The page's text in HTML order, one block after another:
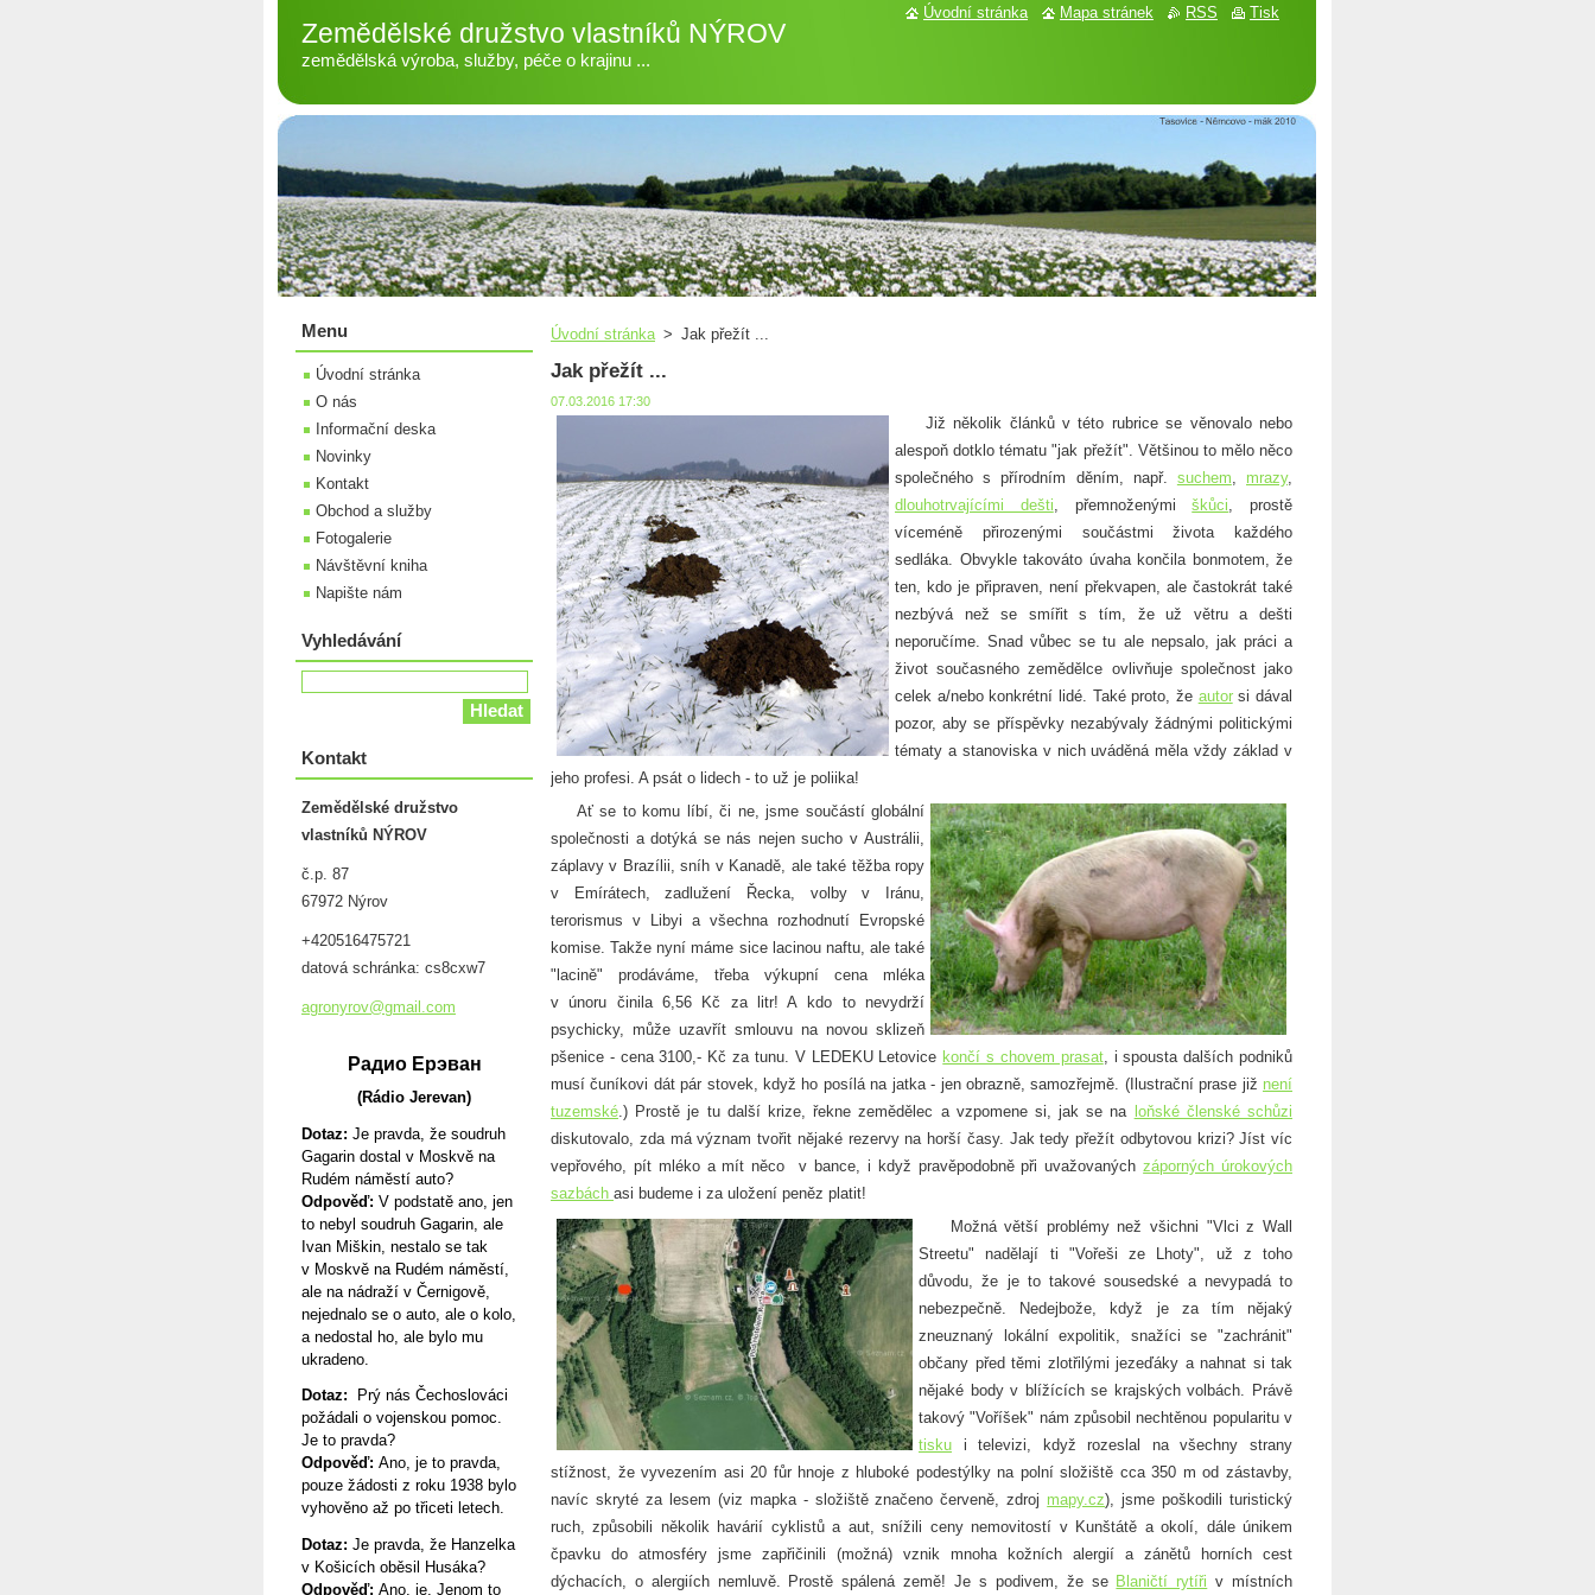
Zemědělské družstvo vlastníků NÝROV
zemědělská výroba, služby, péče o krajinu ...
Úvodní stránka > Jak přežít ...
Jak přežít ...
07.03.2016 17:30
Již několik článků v této rubrice se věnovalo nebo
alespoň dotklo tématu "jak přežít". Většinou to mělo něco
společného s přírodním děním, např. suchem, mrazy,
dlouhotrvajícími dešti, přemnoženýmiškůci, prostě
víceméně přirozenými součástmi života každého
sedláka. Obvykle takováto úvaha končila bonmotem, že
ten, kdo je připraven, není překvapen, ale častokrát také
nezbývá než se smířit s tím, že už větru a dešti
neporučíme. Snad vůbec se tu ale nepsalo, jak práci a
život současného zemědělce ovlivňuje společnost jako
celek a/nebo konkrétní lidé. Také proto, že autorsi dával
pozor, aby se příspěvky nezabývaly žádnými politickými
tématy a stanoviska v nich uváděná měla vždy základ v
jeho profesi. A psát o lidech - to už je poliika!
Ať se to komu líbí, či ne, jsme součástí globální
společnosti a dotýká se nás nejen sucho v Austrálii,
záplavy v Brazílii, sníh v Kanadě, ale také těžba ropy
v Emírátech, zadlužení Řecka, volby v Iránu,
terorismus v Libyi a všechna rozhodnutí Evropské
komise. Takže nyní máme sice lacinou naftu, ale také
"lacině" prodáváme, třeba výkupní cena mléka
v únoru činila 6,56 Kč za litr! A kdo to nevydrží
psychicky, může uzavřít smlouvu na novou sklizeň
pšenice - cena 3100,- Kč za tunu. V LEDEKU Letovice končí s chovem prasat, i spousta dalších podniků
musí čuníkovi dát pár stovek, když ho posílá na jatka - jen obrazně, samozřejmě. (Ilustrační prase již není
tuzemské.) Prostě je tu další krize, řekne zemědělec a vzpomene si, jak se na loňské členské schůzi
diskutovalo, zda má význam tvořit nějaké rezervy na horší časy. Jak tedy přežít odbytovou krizi? Jíst víc
vepřového, pít mléko a mít něco v bance, i když pravěpodobně při uvažovanýchzáporných úrokových
sazbách asi budeme i za uložení peněz platit!
Možná větší problémy než všichni "Vlci z Wall
Streetu" nadělají ti "Vořeši ze Lhoty", už z toho
důvodu, že je to takové sousedské a nevypadá to
nebezpečně. Nedejbože, když je za tím nějaký
zneuznaný lokální expolitik, snažíci se "zachránit"
občany před těmi zlotřilými jezeďáky a nahnat si tak
nějaké body v blížících se krajských volbách. Právě
takový "Voříšek" nám způsobil nechtěnou popularitu v
tisku i televizi, když rozeslal na všechny strany
stížnost, že vyvezením asi 20 fůr hnoje z hluboké podestýlky na polní složiště cca 350 m od zástavby,
navíc skryté za lesem (viz mapka - složiště značeno červeně, zdroj mapy.cz), jsme poškodili turistický
ruch, způsobili několik havárií cyklistů a aut, snížili ceny nemovitostí v Kunštátě a okolí, dále únikem
čpavku do atmosféry jsme zapřičinili (možná) vznik mnoha kožních alergií a zánětů horních cest
dýchacích, o alergiích nemluvě. Prostě spálená země! Je s podivem, že se Blaničtí rytíři v místních
Menu
Úvodní stránka
O nás
Informační deska
Novinky
Kontakt
Obchod a služby
Fotogalerie
Návštěvní kniha
Napište nám
Vyhledávání
Kontakt
Zemědělské družstvo
vlastníků NÝROV
č.p. 87
67972 Nýrov
+420516475721
datová schránka: cs8cxw7
agronyrov@gmail.com
Радио Ерэван
(Rádio Jerevan)
Dotaz: Je pravda, že soudruh
Gagarin dostal v Moskvě na
Rudém náměstí auto?
Odpověď: V podstatě ano, jen
to nebyl soudruh Gagarin, ale
Ivan Miškin, nestalo se tak
v Moskvě na Rudém náměstí,
ale na nádraží v Černigově,
nejednalo se o auto, ale o kolo,
a nedostal ho, ale bylo mu
ukradeno.
Dotaz:
Prý nás Čechoslováci
požádali o vojenskou pomoc.
Je to pravda?
Odpověď: Ano, je to pravda,
pouze žádosti z roku 1938 bylo
vyhověno až po třiceti letech.
Dotaz: Je pravda, že Hanzelka
v Košicích oběsil Husáka?
Odpověď: Ano, je. Jenom to
Úvodní stránka Mapa stránek RSS Tisk